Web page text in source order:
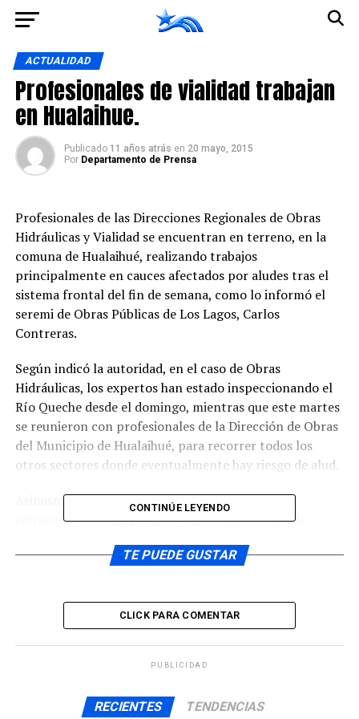
ACTUALIDAD
Profesionales de vialidad trabajan
en Hualaihue.
Publicado 11 años atrás en 20 mayo, 2015
Por Departamento de Prensa
Profesionales de las Direcciones Regionales de Obras
Hidráulicas y Vialidad se encuentran en terreno, en la
comuna de Hualaihué, realizando trabajos
principalmente en cauces afectados por aludes tras el
sistema frontal del fin de semana, como lo informó el
seremi de Obras Públicas de Los Lagos, Carlos
Contreras.
Según indicó la autoridad, en el caso de Obras
Hidráulicas, los expertos han estado inspeccionando el
Río Queche desde el domingo, mientras que este martes
se reunieron con profesionales de la Dirección de Obras
del Municipio de Hualaihué, para recorrer todos los
otros sectores donde eventualmente hay riesgo de alud.
Asimismo, Vialidad dispuso dos máquinas
retroexcavadoras, operando bajo la instrucción de
limpieza al Río Queche y asegurar la conectividad del
Cabe indicar además que Vialidad posee un Contrato de
Conservación Global operando en la comuna de
Hualaihué, que también está realizando labores de
mantención de caminos y que está disponible con
detecte nuevas necesidades en los cauces comunales.
CONTINÚE LEYENDO
TE PUEDE GUSTAR
CLICK PARA COMENTAR
PUBLICIDAD
RECIENTES TENDENCIAS
Ir a la versión móvil